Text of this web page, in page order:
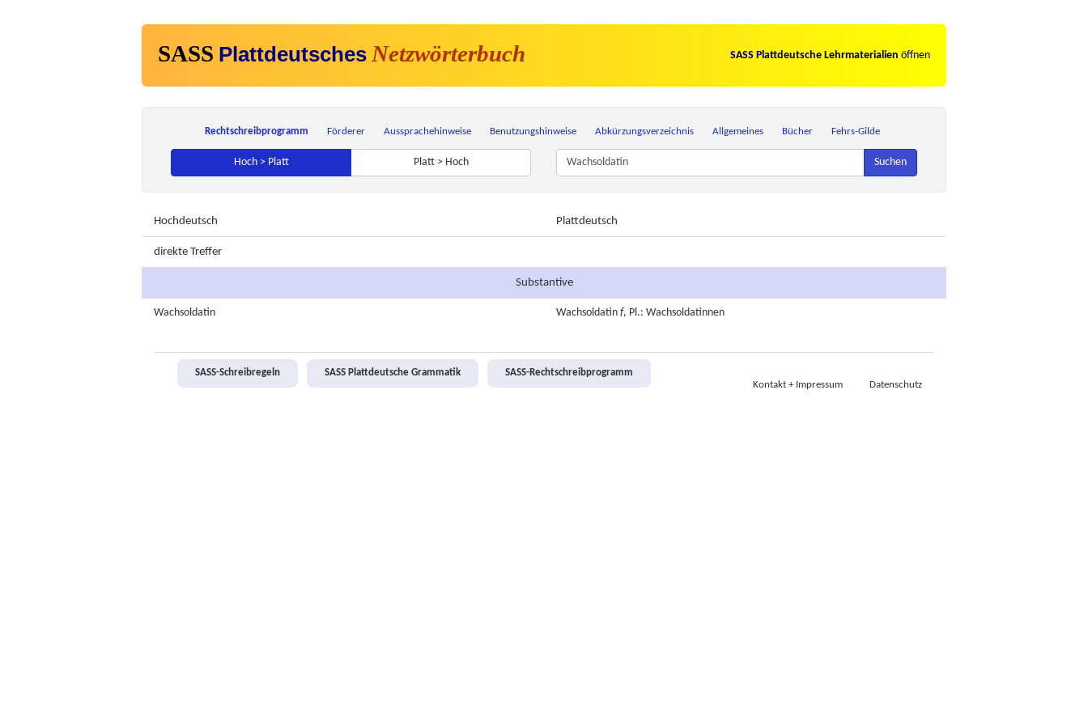
SASS Plattdeutsches Netzwörterbuch SASS Plattdeutsche Lehrmaterialien öffnen
Rechtschreibprogramm Förderer Aussprachehinweise Benutzungshinweise Abkürzungsverzeichnis Allgemeines Bücher Fehrs-Gilde
Hoch > Platt Platt > Hoch Suchen
Hochdeutsch Plattdeutsch
direkte Treffer
Substantive
Wachsoldatin Wachsoldatin f, Pl.: Wachsoldatinnen
SASS-Schreibregeln SASS Plattdeutsche Grammatik
SASS-Rechtschreibprogramm
Kontakt + Impressum
Datenschutz